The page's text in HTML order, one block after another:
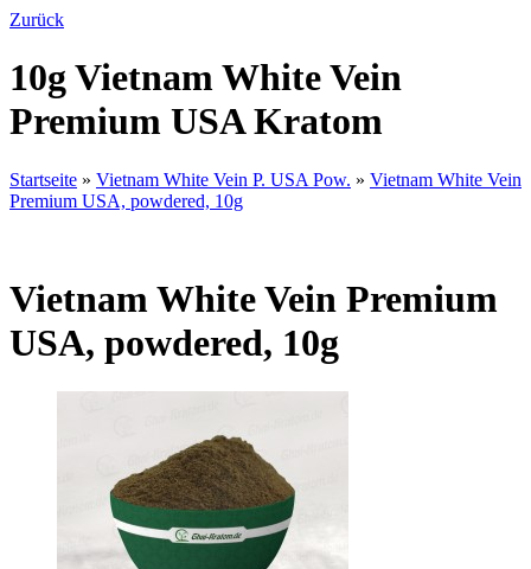
Zurück
10g Vietnam White Vein
Premium USA Kratom
Startseite » Vietnam White Vein P. USA Pow. » Vietnam White Vein
Premium USA, powdered, 10g
Vietnam White Vein Premium
USA, powdered, 10g